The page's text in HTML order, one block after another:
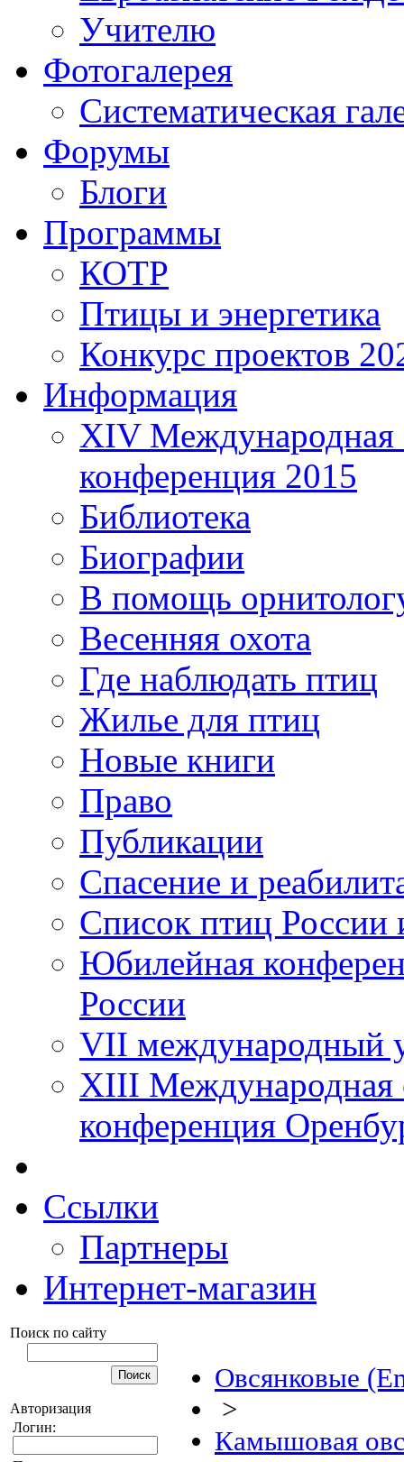
Учителю
Фотогалерея
Систематическая
Форумы
Блоги
Программы
КОТР
Птицы и энергетика
Конкурс проектов
Информация
XIV Международная
конференция 2015
Библиотека
Биографии
В помощь
Весенняя охота
Где наблюдать птиц
Жилье для птиц
Новые книги
Право
Публикации
Спасение и
Список птиц России
Юбилейная
России
VII международный
XIII Международная
конференция
Ссылки
Партнеры
Интернет-магазин
Поиск по сайту
Авторизация
Логин:
Овсянковые
>
Камышовая